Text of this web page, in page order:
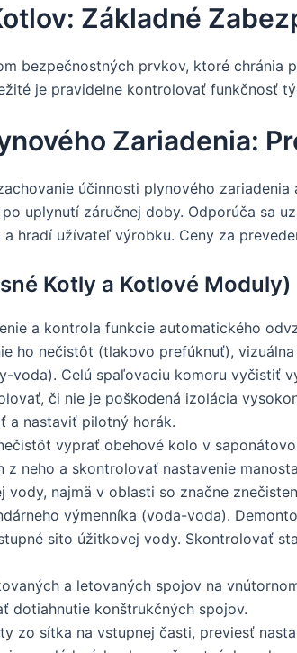
Základné
bezpečnostných prvkov, ktoré chránia
je pravidelne kontrolovať funkčnosť
Zariadenia:
účinnosti plynového
uplynutí záručnej doby. Odporúča sa
hradí užívateľ výrobku. Ceny za
Kotly a Kotlové Moduly)
a kontrola funkcie automatického
ho nečistôt (tlakovo prefúknuť),
voda). Celú spaľovaciu komoru vyčistiť
či nie je poškodená izolácia
a nastaviť pilotný horák.
vyprať obehové kolo v
neho a skontrolovať nastavenie
najmä v oblasti so značne
výmenníka (voda-voda).
sito úžitkovej vody. Skontrolovať
a letovaných spojov na
dotiahnutie konštrukčných spojov.
zo sítka na vstupnej časti, previesť